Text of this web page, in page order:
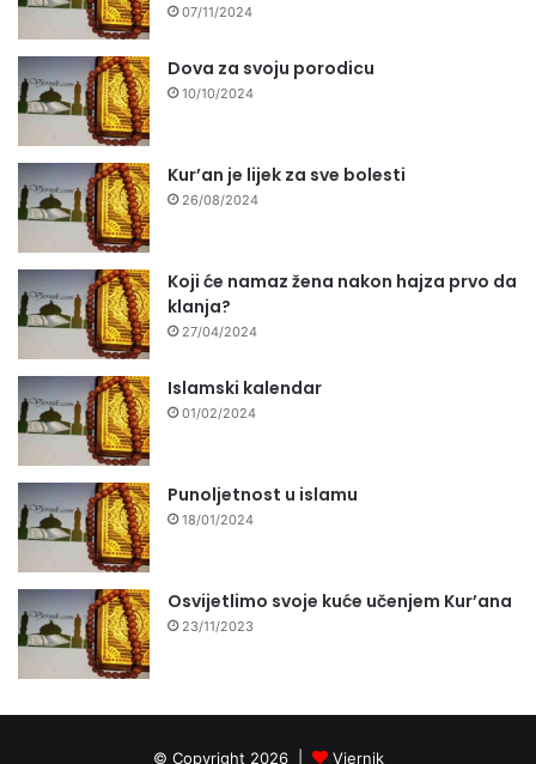
07/11/2024
Dova za svoju porodicu
10/10/2024
Kur’an je lijek za sve bolesti
26/08/2024
Koji će namaz žena nakon hajza prvo da
klanja?
27/04/2024
Islamski kalendar
01/02/2024
Punoljetnost u islamu
18/01/2024
Osvijetlimo svoje kuće učenjem Kur’ana
23/11/2023
© Copyright 2026 | Vjernik